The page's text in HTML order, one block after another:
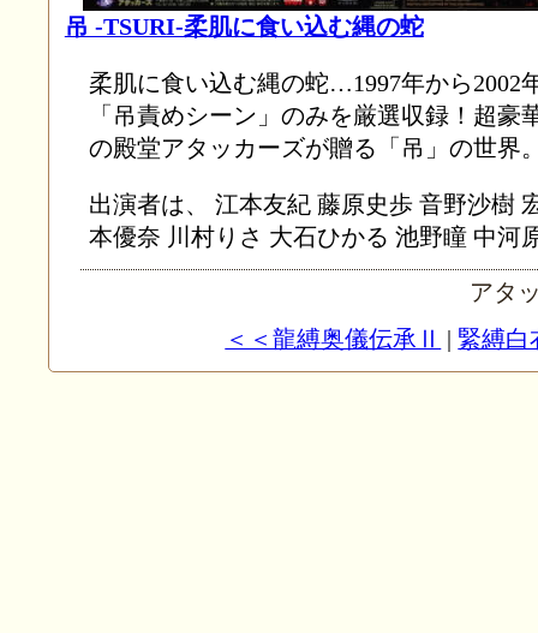
吊 -TSURI-柔肌に食い込む縄の蛇
柔肌に食い込む縄の蛇…1997年から2002
「吊責めシーン」のみを厳選収録！超豪
の殿堂アタッカーズが贈る「吊」の世界
出演者は、 江本友紀 藤原史歩 音野沙樹
本優奈 川村りさ 大石ひかる 池野瞳 中河
アタ
＜＜龍縛奥儀伝承Ⅱ | 緊縛白